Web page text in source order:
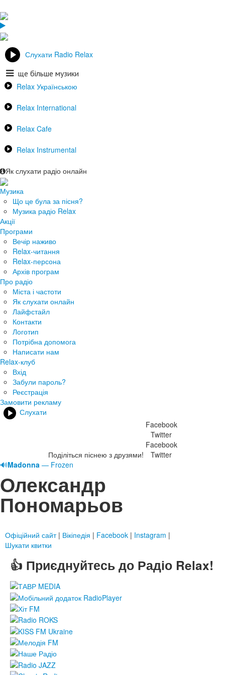
Слухати Radio Relax
ще більше музики
Relax Українською
Relax International
Relax Cafe
Relax Instrumental
Як слухати радіо онлайн
Музика
Що це була за пісня?
Музика радіо Relax
Акції
Програми
Вечір наживо
Relax-читання
Relax-персона
Архів програм
Про радіо
Міста і частоти
Як слухати онлайн
Лайфстайл
Контакти
Логотип
Потрібна допомога
Написати нам
Relax-клуб
Вхід
Забули пароль?
Реєстрація
Замовити рекламу
Слухати
Поділіться піснею з друзями!
Facebook
Twitter
Facebook
Twitter
🔊Madonna — Frozen
Олександр
Пономарьов
Офіційний сайт| Вікіпедія | Facebook | Instagram |
Шукати квитки
👍 Приєднуйтесь до Радіо Relax!